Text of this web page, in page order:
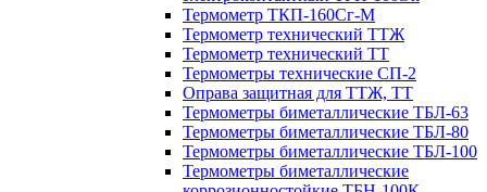
Термометр ТКП-160Сг-М
Термометр технический ТТЖ
Термометр технический ТТ
Термометры технические СП-2
Оправа защитная для ТТЖ, ТТ
Термометры биметаллические ТБЛ-63
Термометры биметаллические ТБЛ-80
Термометры биметаллические ТБЛ-100
Термометры биметаллические